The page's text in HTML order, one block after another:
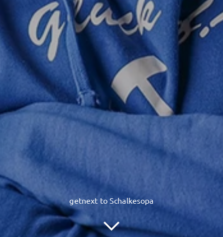
getnext to Schalkesopa